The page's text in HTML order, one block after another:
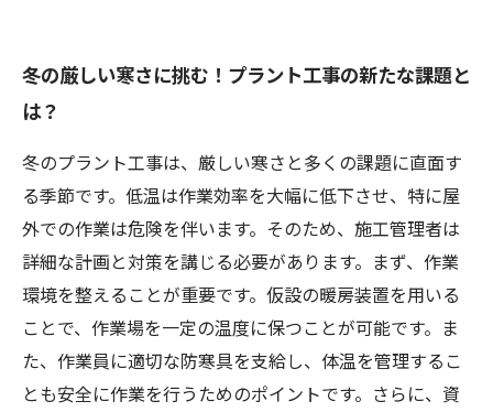
イント
めの具体策
冬の現場でも安心！最適な防寒対策とは？
冬季プラント工事の成功を目指して：全ての作
業員が知っておくべき知識
冬の厳しい寒さに挑む！プラント工事の新たな課題と
は？
冬のプラント工事は、厳しい寒さと多くの課題に直面す
る季節です。低温は作業効率を大幅に低下させ、特に屋
外での作業は危険を伴います。そのため、施工管理者は
詳細な計画と対策を講じる必要があります。まず、作業
環境を整えることが重要です。仮設の暖房装置を用いる
ことで、作業場を一定の温度に保つことが可能です。ま
た、作業員に適切な防寒具を支給し、体温を管理するこ
とも安全に作業を行うためのポイントです。さらに、資